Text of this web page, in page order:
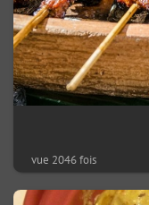
vue 2046 fois